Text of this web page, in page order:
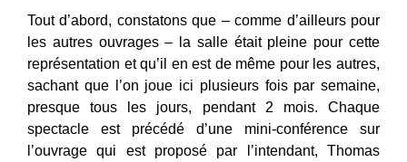
Tout d’abord, constatons que – comme d’ailleurs pour
les autres ouvrages – la salle était pleine pour cette
représentation et qu’il en est de même pour les autres,
sachant que l’on joue ici plusieurs fois par semaine,
presque tous les jours, pendant 2 mois. Chaque
spectacle est précédé d’une mini-conférence sur
l’ouvrage qui est proposé par l’intendant, Thomas